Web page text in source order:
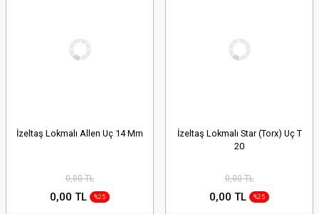
İzeltaş Lokmalı Allen Uç 14 Mm
0,00 TL
0,00 TL %25
İzeltaş Lokmalı Star (Torx) Uç T
20
0,00 TL
0,00 TL %25